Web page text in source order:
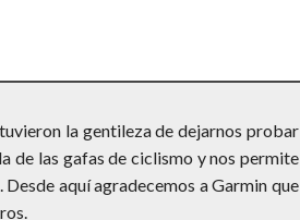
la gentileza de dejarnos probar
de las gafas de ciclismo y nos permite
aquí agradecemos a Garmin que